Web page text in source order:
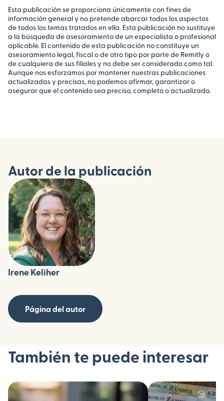
Esta publicación se proporciona únicamente con fines de
información general y no pretende abarcar todos los aspectos
de todos los temas tratados en ella. Esta publicación no sustituye
a la búsqueda de asesoramiento de un especialista o profesional
aplicable. El contenido de esta publicación no constituye un
asesoramiento legal, fiscal o de otro tipo por parte de Remitly o
de cualquiera de sus filiales y no debe ser considerado como tal.
Aunque nos esforzamos por mantener nuestras publicaciones
actualizadas y precisas, no podemos afirmar, garantizar o
asegurar que el contenido sea preciso, completo o actualizado.
Autor de la publicación
Irene Keliher
Página del autor
También te puede interesar